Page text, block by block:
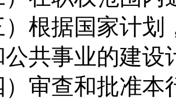
据国家计划
共事业的建设
查和批准本